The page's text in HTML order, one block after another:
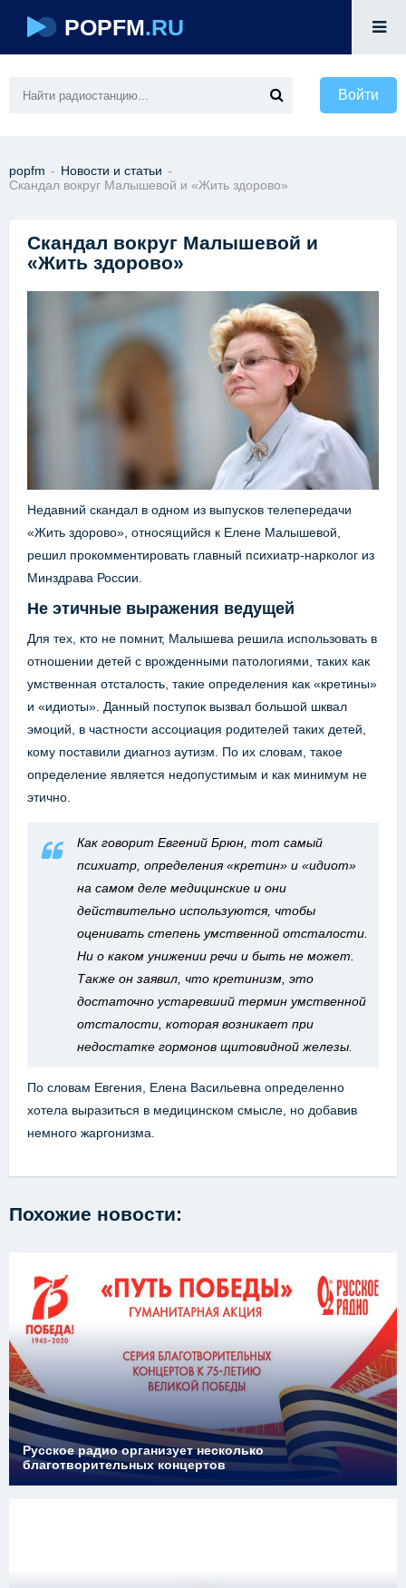
POPFM.RU
Войти
popfm - Новости и статьи -
Скандал вокруг Малышевой и «Жить здорово»
Скандал вокруг Малышевой и
«Жить здорово»
Недавний скандал в одном из выпусков телепередачи
«Жить здорово», относящийся к Елене Малышевой,
решил прокомментировать главный психиатр-нарколог из
Минздрава России.
Не этичные выражения ведущей
Для тех, кто не помнит, Малышева решила использовать в
отношении детей с врожденными патологиями, таких как
умственная отсталость, такие определения как «кретины»
и «идиоты». Данный поступок вызвал большой шквал
эмоций, в частности ассоциация родителей таких детей,
кому поставили диагноз аутизм. По их словам, такое
определение является недопустимым и как минимум не
этично.
Как говорит Евгений Брюн, тот самый
психиатр, определения «кретин» и «идиот»
на самом деле медицинские и они
действительно используются, чтобы
оценивать степень умственной отсталости.
Ни о каком унижении речи и быть не может.
Также он заявил, что кретинизм, это
достаточно устаревший термин умственной
отсталости, которая возникает при
недостатке гормонов щитовидной железы.
По словам Евгения, Елена Васильевна определенно
хотела выразиться в медицинском смысле, но добавив
немного жаргонизма.
Похожие новости:
Русское радио организует несколько
благотворительных концертов